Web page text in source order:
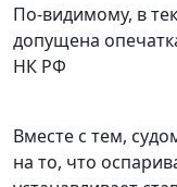
По-видимому, в
допущена
НК РФ
Вместе с тем,
на то, что